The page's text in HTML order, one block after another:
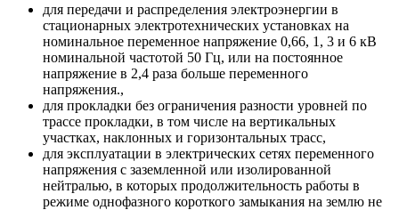
для передачи и распределения электроэнергии в
стационарных электротехнических установках на
номинальное переменное напряжение 0,66, 1, 3 и 6 кВ
номинальной частотой 50 Гц, или на постоянное
напряжение в 2,4 раза больше переменного
напряжения.,
для прокладки без ограничения разности уровней по
трассе прокладки, в том числе на вертикальных
участках, наклонных и горизонтальных трасс,
для эксплуатации в электрических сетях переменного
напряжения с заземленной или изолированной
нейтралью, в которых продолжительность работы в
режиме однофазного короткого замыкания на землю не